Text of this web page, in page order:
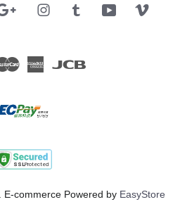
Google InstagramTumblr YouTube
Master American
commerce Powered by EasyStore